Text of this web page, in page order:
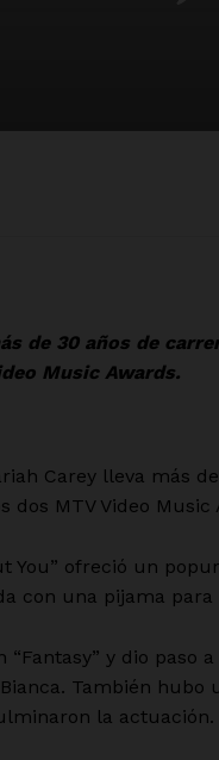
de 30 años de
Music Awards.
Carey lleva
dos MTV Video
You” ofreció un
con una pijama
y dio paso
También hubo
la actuación.